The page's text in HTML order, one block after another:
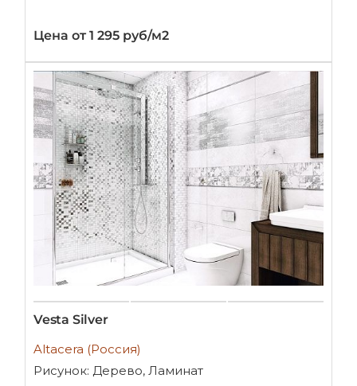
Цена от 1 295 руб/м2
Vesta Silver
Altacera (Россия)
Рисунок: Дерево, Ламинат